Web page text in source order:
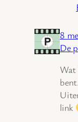
8
De
Wat
link